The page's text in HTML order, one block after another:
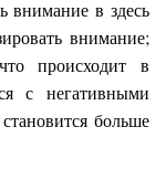
внимание в здесь
внимание;
происходит в
с негативными
больше